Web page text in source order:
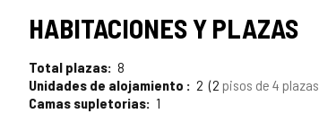
HABITACIONES Y PLAZAS
Total plazas 8
Unidades de alojamiento
2 2 pisos de 4 plazas
Camas supletorias
1